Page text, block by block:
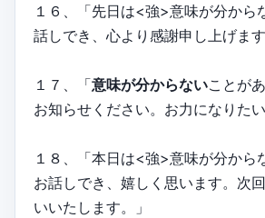
１６、「先日は<強>意味が分から
話しでき、心より感謝申し上げます
１７、「意味が分からないことが
お知らせください。お力になりた
１８、「本日は<強>意味が分から
お話しでき、嬉しく思います。次
いいたします。」